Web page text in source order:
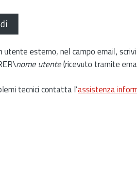
utente esterno, nel campo email, scrivi
nome utente(ricevuto tramite
tecnici contatta l’assistenza